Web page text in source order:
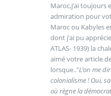
Maroc,j’ai toujours
admiration pour
Maroc ou Kabyles
dont j’ai pu
ATLAS- 1939) la
aimé votre article
lorsque.."L’on me
colonialisme ! Oui,
où règne la